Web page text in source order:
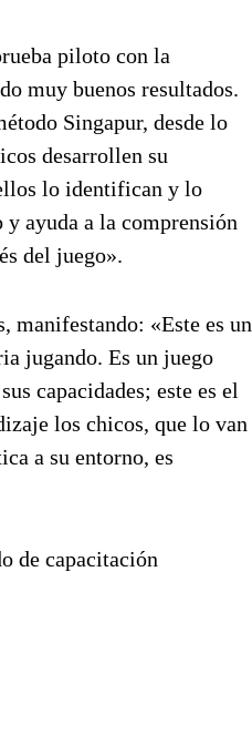
piloto con la
muy buenos resultados.
Singapur, desde lo
desarrollen su
lo identifican y lo
ayuda a la comprensión
del juego».
manifestando: «Este es un
jugando. Es un juego
capacidades; este es el
los chicos, que lo van
a su entorno, es
de capacitación